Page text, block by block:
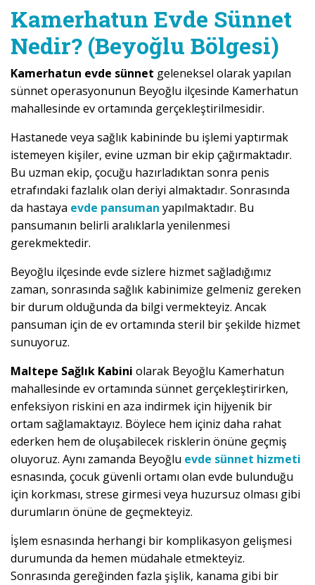
Kamerhatun Evde Sünnet
Nedir? (Beyoğlu Bölgesi)
Kamerhatun evde sünnet geleneksel olarak yapılan
sünnet operasyonunun Beyoğlu ilçesinde Kamerhatun
mahallesinde ev ortamında gerçekleştirilmesidir.
Hastanede veya sağlık kabininde bu işlemi yaptırmak
istemeyen kişiler, evine uzman bir ekip çağırmaktadır.
Bu uzman ekip, çocuğu hazırladıktan sonra penis
etrafındaki fazlalık olan deriyi almaktadır. Sonrasında
da hastaya evde pansuman yapılmaktadır. Bu
pansumanın belirli aralıklarla yenilenmesi
gerekmektedir.
Beyoğlu ilçesinde evde sizlere hizmet sağladığımız
zaman, sonrasında sağlık kabinimize gelmeniz gereken
bir durum olduğunda da bilgi vermekteyiz. Ancak
pansuman için de ev ortamında steril bir şekilde hizmet
sunuyoruz.
Maltepe Sağlık Kabini olarak Beyoğlu Kamerhatun
mahallesinde ev ortamında sünnet gerçekleştirirken,
enfeksiyon riskini en aza indirmek için hijyenik bir
ortam sağlamaktayız. Böylece hem içiniz daha rahat
ederken hem de oluşabilecek risklerin önüne geçmiş
oluyoruz. Aynı zamanda Beyoğlu evde sünnet hizmeti
esnasında, çocuk güvenli ortamı olan evde bulunduğu
için korkması, strese girmesi veya huzursuz olması gibi
durumların önüne de geçmekteyiz.
İşlem esnasında herhangi bir komplikasyon gelişmesi
durumunda da hemen müdahale etmekteyiz.
Sonrasında gereğinden fazla şişlik, kanama gibi bir